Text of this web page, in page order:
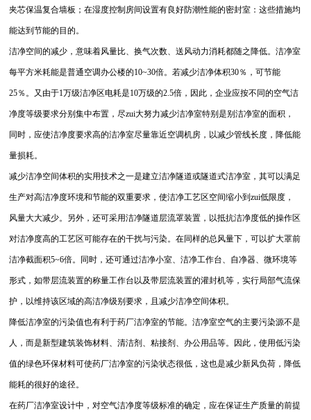
夹芯保温复合墙板；在湿度控制房间设置有良好防潮性能的密封室：这些措施均
能达到节能的目的。
洁净空间的减少，意味着风量比、换气次数、送风动力消耗都随之降低。洁净室
每平方米耗能是普通空调办公楼的10~30倍。若减少洁净体积30％，可节能
25％。又由于1万级洁净区电耗是10万级的2.5倍，因此，企业应按不同的空气洁
净度等级要求分别集中布置，尽zui大努力减少洁净室特别是别洁净室的面积，
同时，应使洁净度要求高的洁净室尽量靠近空调机房，以减少管线长度，降低能
量损耗。
减少洁净空间体积的实用技术之一是建立洁净隧道或隧道式洁净室，其可以满足
生产对高洁净度环境和节能的双重要求，使洁净工艺区空间缩小到zui低限度，
风量大大减少。另外，还可采用洁净隧道层流罩装置，以抵抗洁净度低的操作区
对洁净度高的工艺区可能存在的干扰与污染。在同样的总风量下，可以扩大罩前
洁净截面积5~6倍。同时，还可通过洁净小室、洁净工作台、自净器、微环境等
形式，如带层流装置的称量工作台以及带层流装置的灌封机等，实行局部气流保
护，以维持该区域的高洁净级别要求，且减少洁净空间体积。
降低洁净室的污染值也有利于药厂洁净室的节能。洁净室空气的主要污染源不是
人，而是新型建筑装饰材料、清洁剂、粘接剂、办公用品等。因此，使用低污染
值的绿色环保材料可使药厂洁净室的污染状态很低，这也是减少新风负荷，降低
能耗的很好的途径。
在药厂洁净室设计中，对空气洁净度等级标准的确定，应在保证生产质量的前提